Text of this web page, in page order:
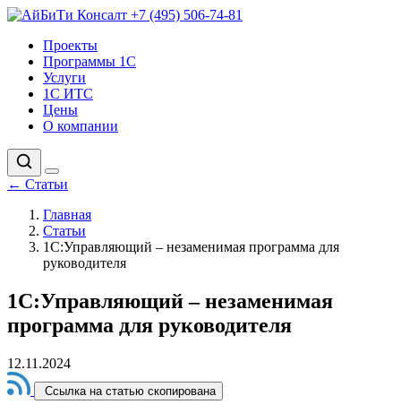
+7 (495) 506-74-81
Проекты
Программы 1С
Услуги
1С ИТС
Цены
О компании
← Статьи
Главная
Статьи
1С:Управляющий – незаменимая программа для
руководителя
1С:Управляющий – незаменимая
программа для руководителя
12.11.2024
Ссылка на статью скопирована